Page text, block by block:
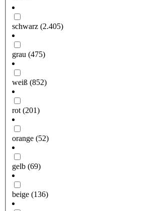
schwarz (2.405)
grau (475)
weiß (852)
rot (201)
orange (52)
gelb (69)
beige (136)